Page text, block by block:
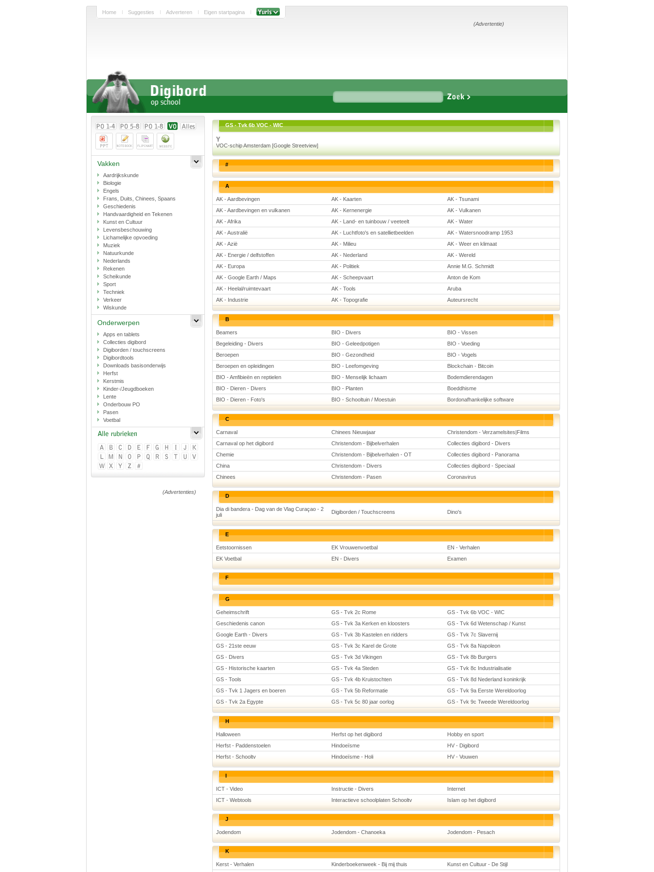
Home Suggesties Adverteren
Eigen startpagina
(Advertentie)
Vakken
Aardrijkskunde
Biologie
Engels
Frans, Duits, Chinees, Spaans
Geschiedenis
Handvaardigheid en Tekenen
Kunst en Cultuur
Levensbeschouwing
Lichamelijke opvoeding
Muziek
Natuurkunde
Nederlands
Rekenen
Scheikunde
Sport
Techniek
Verkeer
Wiskunde
Onderwerpen
Apps en tablets
Collecties digibord
Digiborden / touchscreens
Digibordtools
Downloads basisonderwijs
Herfst
Kerstmis
Kinder-/Jeugdboeken
Lente
Onderbouw PO
Pasen
Voetbal
(Advertenties)
GS - Tvk 6b VOC - WIC
VOC-schip Amsterdam [Google Streetview]
#
A
AK - Aardbevingen AK - Kaarten
AK - Tsunami
AK - Aardbevingen en vulkanen
AK - Kernenergie
AK - Vulkanen
AK - Afrika
AK - Land- en tuinbouw / veeteelt
AK - Water
AK - Australië
AK - Luchtfoto's en satellietbeelden
AK - Watersnoodramp 1953
AK - Azië
AK - Milieu
AK - Weer en klimaat
AK - Energie / delfstoffen
AK - Nederland
AK - Wereld
AK - Europa
AK - Politiek
Annie M.G. Schmidt
AK - Google Earth / Maps
AK - Scheepvaart
Anton de Kom
AK - Heelal/ruimtevaart
AK - Tools
Aruba
AK - Industrie
AK - Topografie Auteursrecht
B
Beamers BIO - Divers
BIO - Vissen
Begeleiding - Divers
BIO - Geleedpotigen
BIO - Voeding
Beroepen
BIO - Gezondheid
BIO - Vogels
Beroepen en opleidingen
BIO - Leefomgeving
Blockchain - Bitcoin
BIO - Amfibieën en reptielen
BIO - Menselijk lichaam
Bodemdierendagen
BIO - Dieren - Divers
BIO - Planten
Boeddhisme
BIO - Dieren - Foto's
BIO - Schooltuin / Moestuin Bordonafhankelijke software
C
Carnaval Chinees Nieuwjaar
Christendom - Verzamelsites|Films
Carnaval op het digibord
Christendom - Bijbelverhalen
Collecties digibord - Divers
Chemie
Christendom - Bijbelverhalen - OT
Collecties digibord - Panorama
China
Christendom - Divers
Collecties digibord - Speciaal
Chinees
Christendom - Pasen Coronavirus
D
Dia di bandera - Dag van de Vlag Curaçao - 2
juli
Digiborden / Touchscreens Dino's
E
Eetstoornissen EK Vrouwenvoetbal
EN - Verhalen
EK Voetbal
EN - Divers Examen
F
G
Geheimschrift GS - Tvk 2c Rome
GS - Tvk 6b VOC - WIC
Geschiedenis canon
GS - Tvk 3a Kerken en kloosters
GS - Tvk 6d Wetenschap / Kunst
Google Earth - Divers
GS - Tvk 3b Kastelen en ridders
GS - Tvk 7c Slavernij
GS - 21ste eeuw
GS - Tvk 3c Karel de Grote
GS - Tvk 8a Napoleon
GS - Divers
GS - Tvk 3d Vikingen
GS - Tvk 8b Burgers
GS - Historische kaarten
GS - Tvk 4a Steden
GS - Tvk 8c Industrialisatie
GS - Tools
GS - Tvk 4b Kruistochten
GS - Tvk 8d Nederland koninkrijk
GS - Tvk 1 Jagers en boeren
GS - Tvk 5b Reformatie
GS - Tvk 9a Eerste Wereldoorlog
GS - Tvk 2a Egypte
GS - Tvk 5c 80 jaar oorlog GS - Tvk 9c Tweede Wereldoorlog
H
Halloween Herfst op het digibord
Hobby en sport
Herfst - Paddenstoelen
Hindoeïsme
HV - Digibord
Herfst - Schooltv
Hindoeïsme - Holi HV - Vouwen
I
ICT - Video Instructie - Divers
Internet
ICT - Webtools
Interactieve schoolplaten Schooltv Islam op het digibord
J
Jodendom Jodendom - Chanoeka Jodendom - Pesach
K
Kerst - Verhalen Kinderboekenweek - Bij mij thuis Kunst en Cultuur - De Stijl